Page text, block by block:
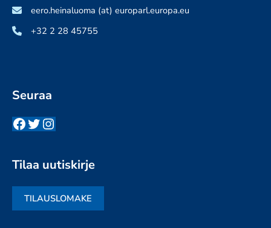
eero.heinaluoma (at) europarl.europa.eu
+32 2 28 45755
Seuraa
Facebook
Twitter
Instagram
Tilaa uutiskirje
TILAUSLOMAKE